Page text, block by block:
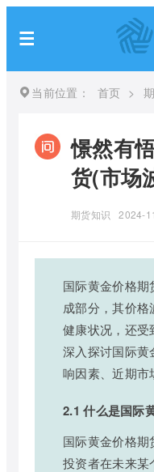
当前位置： 首页 >
憬然有
货(市场
期货知识 2024-
国际黄金价格期
成部分，其价
健康状况，还受
深入探讨国际黄
响因素、近期市
2.1 什么是国际
国际黄金价格
投资者在未来某